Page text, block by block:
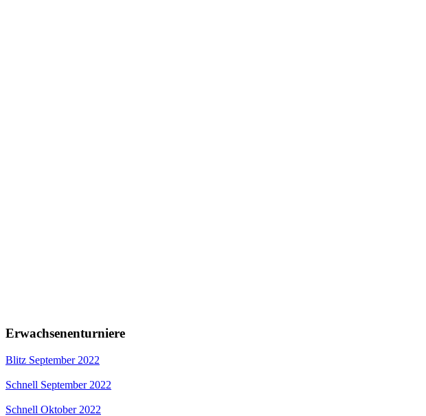
Erwachsenenturniere
Blitz September 2022
Schnell September 2022
Schnell Oktober 2022